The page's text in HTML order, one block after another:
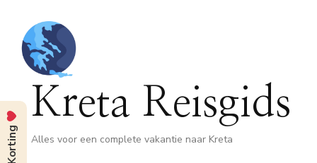
Kreta Reisgids
Alles voor een complete vakantie naar Kreta